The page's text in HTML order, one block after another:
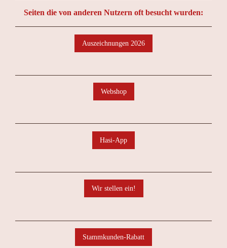
Seiten die von anderen Nutzern oft besucht wurden:
Auszeichnungen 2026
Webshop
Hasi-App
Wir stellen ein!
Stammkunden-Rabatt